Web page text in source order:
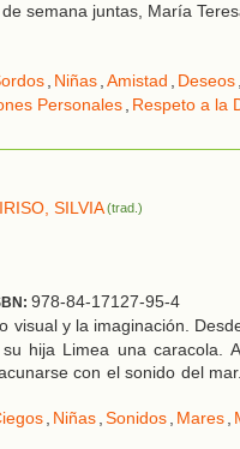
semana juntas, María
, Niñas,Amistad , Deseos,
Personales, Respeto a la
IRISO, SILVIA(trad.)
978-84-17127-95-4
visual y la imaginación.
hija Limea una caracola.
con el sonido del
, Niñas,Sonidos, Mares,